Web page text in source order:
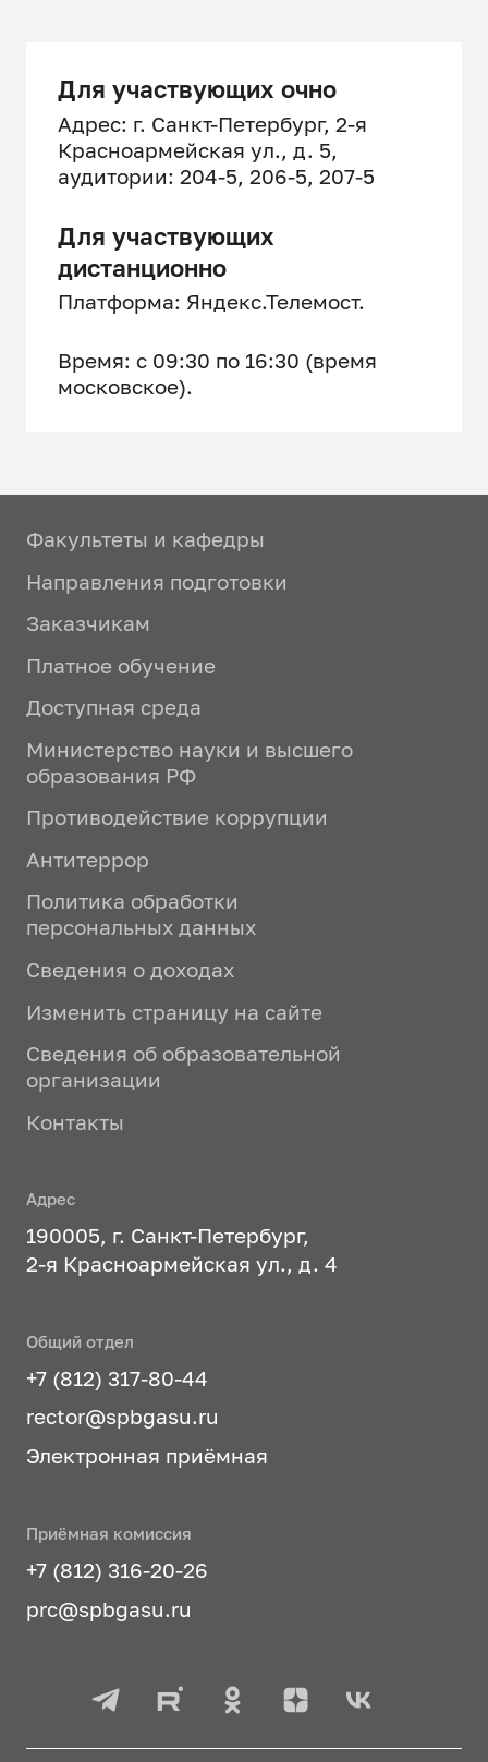
Для участвующих очно
Адрес: г. Санкт-Петербург, 2-я
Красноармейская ул., д. 5,
аудитории: 204-5, 206-5, 207-5
Для участвующих
дистанционно
Платформа: Яндекс.Телемост.
Время: с 09:30 по 16:30 (время
московское).
Факультеты и кафедры
Направления подготовки
Заказчикам
Платное обучение
Доступная среда
Министерство науки и высшего
образования РФ
Противодействие коррупции
Антитеррор
Политика обработки
персональных данных
Сведения о доходах
Изменить страницу на сайте
Сведения об образовательной
организации
Контакты
Адрес
190005, г. Санкт-Петербург,
2-я Красноармейская ул., д. 4
Общий отдел
+7 (812) 317-80-44
rector@spbgasu.ru
Электронная приёмная
Приёмная комиссия
+7 (812) 316-20-26
prc@spbgasu.ru